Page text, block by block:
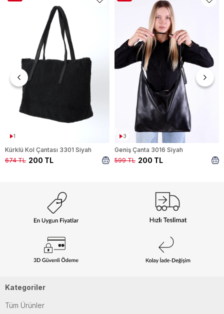
1
Kürklü Kol Çantası 3301 Siyah
200 TL
674 TL
3
Geniş Çanta 3016 Siyah
200 TL
599 TL
Kategoriler
Tüm Ürünler